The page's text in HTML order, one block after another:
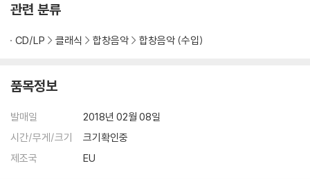
관련 분류
CD/LP 클래식 합창음악 합창음악 (수입)
품목정보
발매일
2018년 02월 08일
시간/무게/크기
크기확인중
제조국
EU